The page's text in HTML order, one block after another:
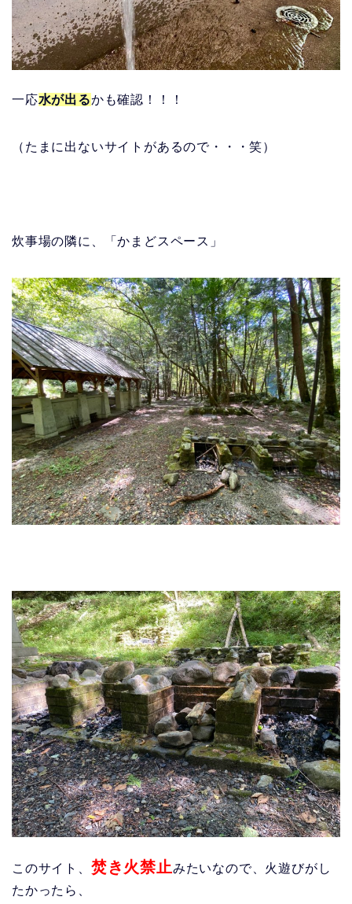
一応水が出るかも確認！！！
（たまに出ないサイトがあるので・・・笑）
炊事場の隣に、「かまどスペース」
このサイト、 焚き火禁止みたいなので、火遊びがし
たかったら、